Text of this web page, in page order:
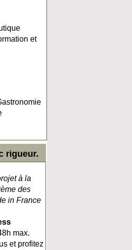
et
rigueur.
à la
des
in France
max.
et profitez